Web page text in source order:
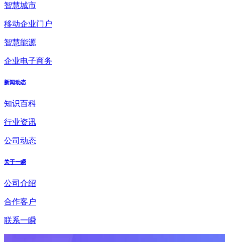
智慧城市
移动企业门户
智慧能源
企业电子商务
新闻动态
知识百科
行业资讯
公司动态
关于一瞬
公司介绍
合作客户
联系一瞬